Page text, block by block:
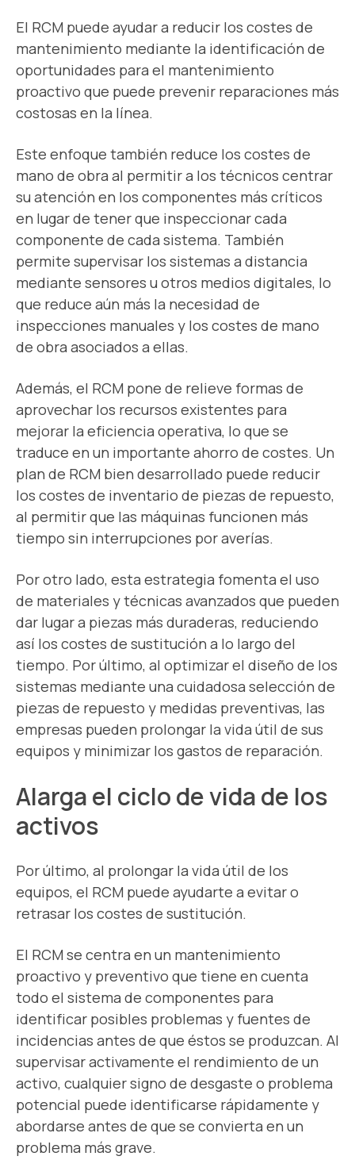
El RCM puede ayudar a reducir los costes de
mantenimiento mediante la identificación de
oportunidades para el mantenimiento
proactivo que puede prevenir reparaciones más
costosas en la línea.
Este enfoque también reduce los costes de
mano de obra al permitir a los técnicos centrar
su atención en los componentes más críticos
en lugar de tener que inspeccionar cada
componente de cada sistema. También
permite supervisar los sistemas a distancia
mediante sensores u otros medios digitales, lo
que reduce aún más la necesidad de
inspecciones manuales y los costes de mano
de obra asociados a ellas.
Además, el RCM pone de relieve formas de
aprovechar los recursos existentes para
mejorar la eficiencia operativa, lo que se
traduce en un importante ahorro de costes. Un
plan de RCM bien desarrollado puede reducir
los costes de inventario de piezas de repuesto,
al permitir que las máquinas funcionen más
tiempo sin interrupciones por averías.
Por otro lado, esta estrategia fomenta el uso
de materiales y técnicas avanzados que pueden
dar lugar a piezas más duraderas, reduciendo
así los costes de sustitución a lo largo del
tiempo. Por último, al optimizar el diseño de los
sistemas mediante una cuidadosa selección de
piezas de repuesto y medidas preventivas, las
empresas pueden prolongar la vida útil de sus
equipos y minimizar los gastos de reparación.
Alarga el ciclo de vida de los
activos
Por último, al prolongar la vida útil de los
equipos, el RCM puede ayudarte a evitar o
retrasar los costes de sustitución.
El RCM se centra en un mantenimiento
proactivo y preventivo que tiene en cuenta
todo el sistema de componentes para
identificar posibles problemas y fuentes de
incidencias antes de que éstos se produzcan. Al
supervisar activamente el rendimiento de un
activo, cualquier signo de desgaste o problema
potencial puede identificarse rápidamente y
abordarse antes de que se convierta en un
problema más grave.